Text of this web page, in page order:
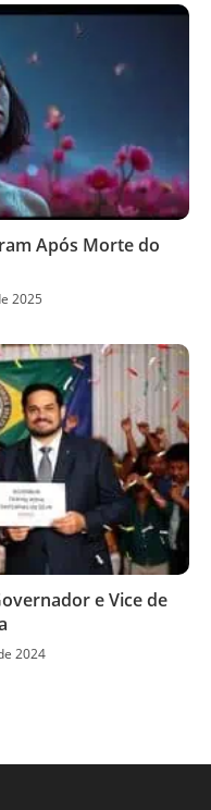
Após Morte do
2025
e Vice de
2024